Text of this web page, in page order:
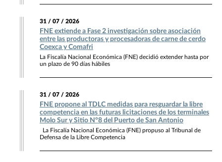
31 / 07 / 2026
FNE extiende a Fase 2 investigación sobre asociación
entre las productoras y procesadoras de carne de cerdo
Coexca y Comafri
La Fiscalía Nacional Económica (FNE) decidió extender hasta por
un plazo de 90 días hábiles
31 / 07 / 2026
FNE propone al TDLC medidas para resguardar la libre
competencia en las futuras licitaciones de los terminales
Molo Sur y Sitio N°8 del Puerto de San Antonio
La Fiscalía Nacional Económica (FNE) propuso al Tribunal de
Defensa de la Libre Competencia